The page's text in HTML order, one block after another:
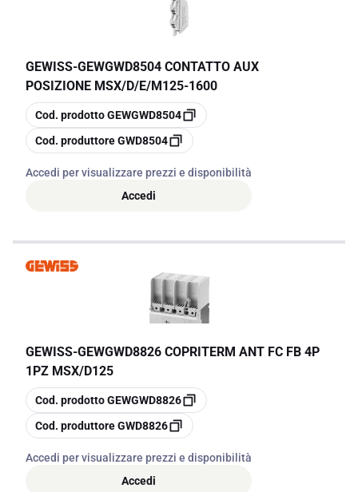
GEWISS-GEWGWD8504 CONTATTO AUX
POSIZIONE MSX/D/E/M125-1600
copia
Cod. prodottoGEWGWD8504
copia
Cod. produttoreGWD8504
Accedi per visualizzare prezzi e disponibilità
Accedi
GEWISS-GEWGWD8826 COPRITERM ANT FC FB 4P
1PZ MSX/D125
copia
Cod. prodottoGEWGWD8826
copia
Cod. produttoreGWD8826
Accedi per visualizzare prezzi e disponibilità
Accedi